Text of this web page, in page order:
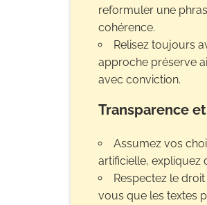
reformuler une
cohérence.
Relisez toujours
approche préserve
avec conviction.
Transparence
Assumez vos
artificielle, expliquez
Respectez le
vous que les textes